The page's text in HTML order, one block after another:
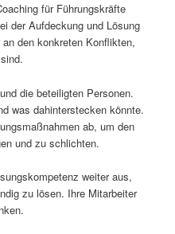
für Führungskräfte
der Aufdeckung und Lösung
den konkreten Konflikten,
die beteiligten Personen.
was dahinterstecken könnte.
ab, um den
und zu schlichten.
weiter aus,
zu lösen. Ihre Mitarbeiter